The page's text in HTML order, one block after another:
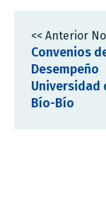
<< Anterior
Convenios
Desempeño
Universidad
Bío-Bío